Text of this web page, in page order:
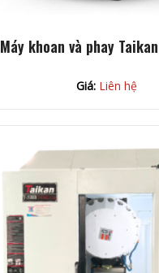
Máy khoan và phay
Giá: Liên hệ